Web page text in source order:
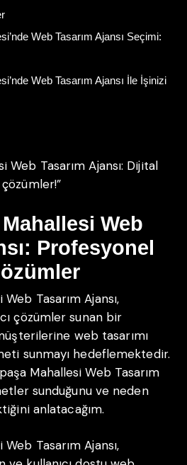
Web Tasarım Ajansı Seçimi:
Web Tasarım Ajansı İle İşinizi
Web Tasarım Ajansı: Dijital
Web
Profesyonel
Tasarım Ajansı,
çözümler sunan bir
web tasarımı
sunmayı hedeflemektedir.
Mahallesi Web Tasarım
sunduğunu ve neden
anlatacağım.
Tasarım Ajansı,